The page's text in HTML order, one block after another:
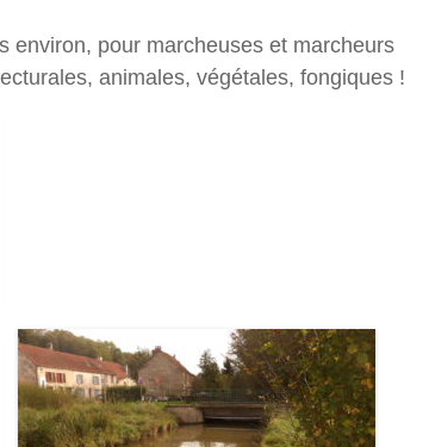
environ, pour marcheuses et marcheurs
animales, végétales, fongiques !